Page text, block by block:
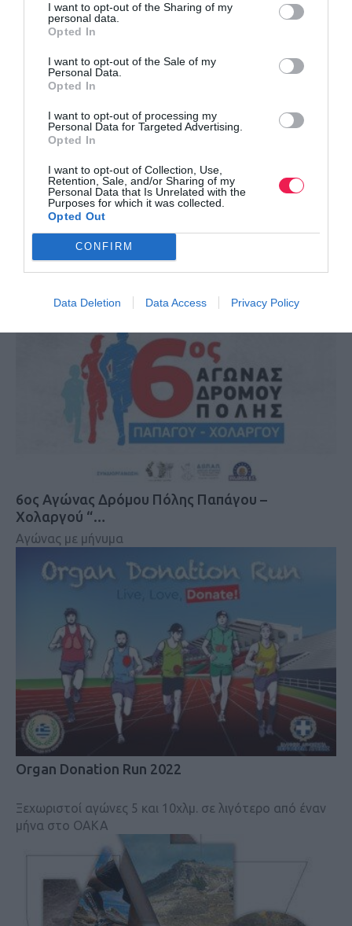
I want to opt-out of the Sharing of my
personal data.
Opted In
I want to opt-out of the Sale of my
Personal Data.
Opted In
I want to opt-out of processing my
Personal Data for Targeted Advertising.
Opted In
I want to opt-out of Collection, Use,
Retention, Sale, and/or Sharing of my
Personal Data that Is Unrelated with the
Purposes for which it was collected.
Opted Out
CONFIRM
Data Deletion Data Access Privacy Policy
ΔΕΙΤΕ ΕΠΙΣΗΣ
6ος Αγώνας Δρόμου Πόλης Παπάγου –
Χολαργού “…
Αγώνας με μήνυμα
Organ Donation Run 2022
Ξεχωριστοί αγώνες 5 και 10χλμ. σε λιγότερο από έναν
μήνα στο ΟΑΚΑ